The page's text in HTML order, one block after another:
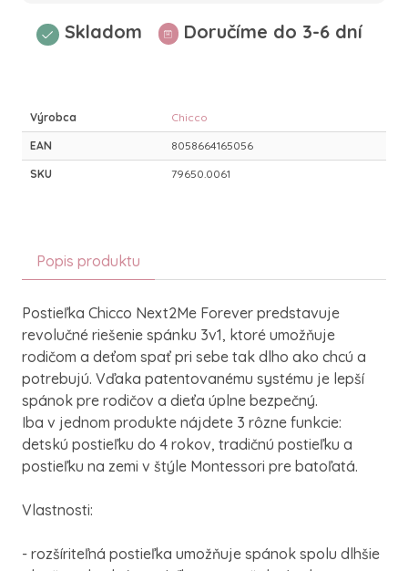
Skladom Doručíme do 3-6 dní
Výrobca Chicco
EAN 8058664165056
SKU 79650.0061
Popis produktu
Postieľka Chicco Next2Me Forever predstavuje
revolučné riešenie spánku 3v1, ktoré umožňuje
rodičom a deťom spať pri sebe tak dlho ako chcú a
potrebujú. Vďaka patentovanému systému je lepší
spánok pre rodičov a dieťa úplne bezpečný.
Iba v jednom produkte nájdete 3 rôzne funkcie:
detskú postieľku do 4 rokov, tradičnú postieľku a
postieľku na zemi v štýle Montessori pre batoľatá.
Vlastnosti:
- rozšíriteľná postieľka umožňuje spánok spolu dlhšie